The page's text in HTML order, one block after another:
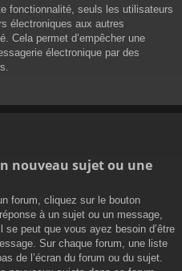
fonctionnalité, seuls les utilisateurs
électroniques aux autres
Cela permet d’empêcher une
électronique par des
nouveau sujet ou une
forum, cliquez sur le bouton
à un sujet ou un message,
peut que vous ayez besoin d’être
Sur chaque forum, une liste
de l’écran du forum ou du sujet.